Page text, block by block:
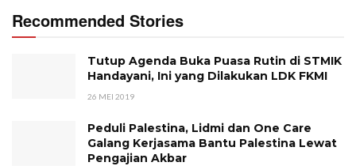
Recommended Stories
Tutup Agenda Buka Puasa Rutin di STMIK
Handayani, Ini yang Dilakukan LDK FKMI
26 MEI 2019
Peduli Palestina, Lidmi dan One Care
Galang Kerjasama Bantu Palestina Lewat
Pengajian Akbar